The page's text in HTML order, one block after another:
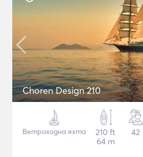
Choren Design 210
Ветроходна яхта
210 ft
64 m
42